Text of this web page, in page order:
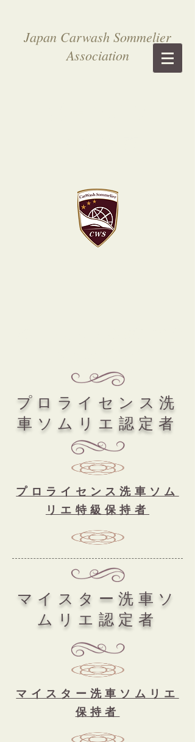
Japan Carwash Sommelier
Association
​プロライセンス洗
車ソムリエ認定者
プロライセンス洗車ソム
リエ特級保持者
​マイスター洗車ソ
ムリエ認定者
マイスター 洗車ソムリエ
保持者